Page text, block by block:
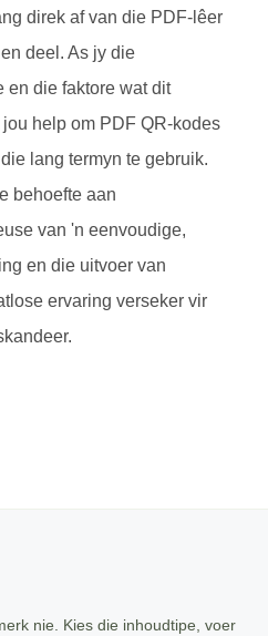
direk af van die PDF-lêer
deel. As jy die
en die faktore wat dit
help om PDF QR-kodes
lang termyn te gebruik.
behoefte aan
van 'n eenvoudige,
en die uitvoer van
ervaring verseker vir
nie. Kies die inhoudtipe, voer